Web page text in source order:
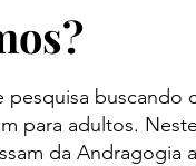
buscando
para adultos.
da Andragogia